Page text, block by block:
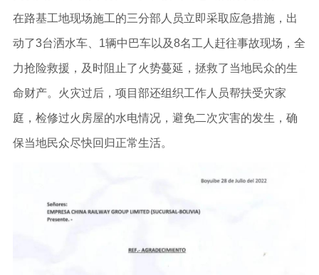
在路基工地现场施工的三分部人员立即采取应急措施，出
动了3台洒水车、1辆中巴车以及8名工人赶往事故现场，全
力抢险救援，及时阻止了火势蔓延，拯救了当地民众的生
命财产。火灾过后，项目部还组织工作人员帮扶受灾家
庭，检修过火房屋的水电情况，避免二次灾害的发生，确
保当地民众尽快回归正常生活。